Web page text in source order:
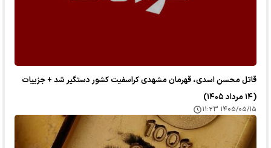
قاتل محسن اسدی، قهرمان مشهدی کراسفیت کشور دستگیر شد + جزییات
(۱۴ مرداد ۱۴۰۵)
۱۴۰۵/۰۵/۱۵ ۱۱:۲۳